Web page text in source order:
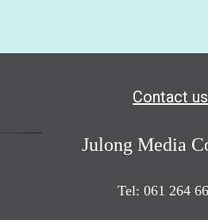
Contact us
Julong Media
Tel: 061 264